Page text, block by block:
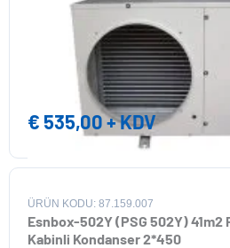
€ 535,00+ KDV
ÜRÜN KODU: 87.159.007
Esnbox-502Y (PSG 502Y) 41m2
Kabinli Kondanser 2*450